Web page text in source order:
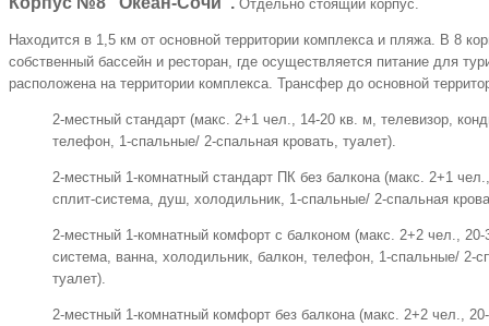
Отдельно стоящий корпус.
Находится в 1,5 км от основной территории комплекса и пляжа. В 8
собственный бассейн и ресторан, где осуществляется питание для
расположена на территории комплекса. Трансфер до основной
2-местный стандарт (макс. 2+1 чел., 14-20 кв. м, телевизор,
телефон, 1-спальные/ 2-спальная кровать, туалет).
2-местный 1-комнатный стандарт ПК без балкона (макс. 2+1
сплит-система, душ, холодильник, 1-спальные/ 2-спальная
2-местный 1-комнатный комфорт с балконом (макс. 2+2 чел., 20-
система, ванна, холодильник, балкон, телефон, 1-спальные/ 2-
туалет).
2-местный 1-комнатный комфорт без балкона (макс. 2+2 чел.,